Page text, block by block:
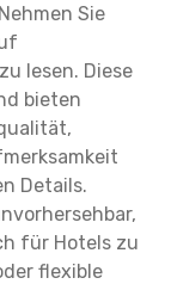
Nehmen Sie
lesen. Diese
bieten
Details.
für Hotels zu
flexible